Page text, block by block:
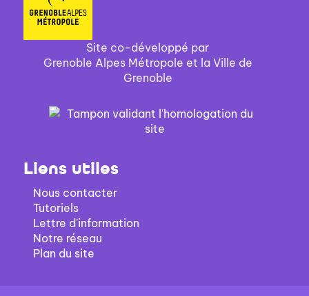
Site co-développé par
Grenoble Alpes Métropole et la Ville de
Grenoble
Liens utiles
Nous contacter
Tutoriels
Lettre d'information
Notre réseau
Plan du site